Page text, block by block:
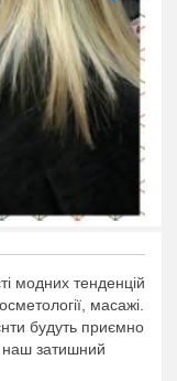
модних тенденцій
масажі.
будуть приємно
наш затишний